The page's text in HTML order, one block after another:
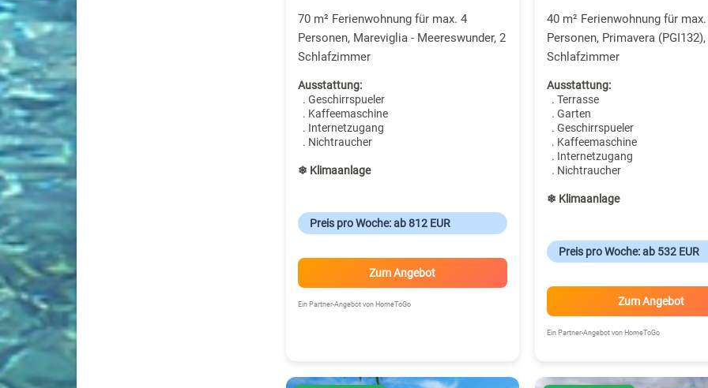
70 m² Ferienwohnung für max. 4
Personen, Mareviglia - Meereswunder, 2
Schlafzimmer
Ausstattung:
. Geschirrspueler
. Kaffeemaschine
. Internetzugang
. Nichtraucher
❄ Klimaanlage
Preis pro Woche: ab 812 EUR
Zum Angebot
Ein Partner-Angebot von HomeToGo
40 m² Ferienwohnung für
Personen, Primavera (PGI132),
Schlafzimmer
Ausstattung:
. Terrasse
. Garten
. Geschirrspueler
. Kaffeemaschine
. Internetzugang
. Nichtraucher
❄ Klimaanlage
Preis pro Woche: ab 532 EUR
Zum Angebot
Ein Partner-Angebot von HomeToGo